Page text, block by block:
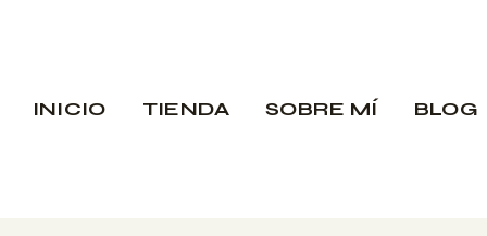
INICIO TIENDA SOBRE MÍ BLOG